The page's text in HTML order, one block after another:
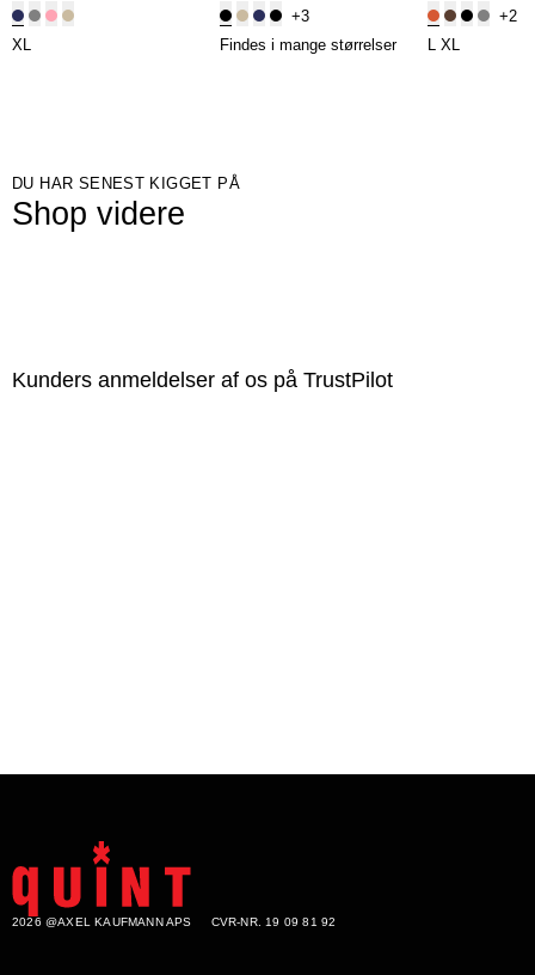
XL
+3
Findes i mange størrelser
+2
L XL
DU HAR SENEST KIGGET PÅ
Shop videre
Kunders anmeldelser af os på TrustPilot
2026 @AXEL KAUFMANN APS CVR-NR. 19 09 81 92